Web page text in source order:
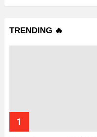
TRENDING 🔥